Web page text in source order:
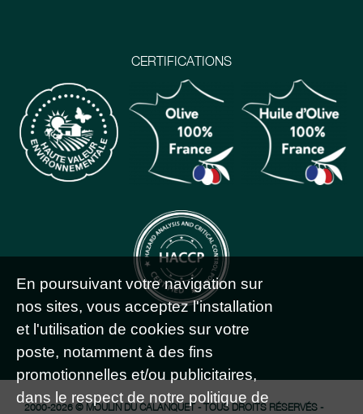
CERTIFICATIONS
2000-2026 © MOULIN DU CALANQUET - TOUS DROITS RÉSERVÉS -
En poursuivant votre navigation sur
nos sites, vous acceptez l'installation
et l'utilisation de cookies sur votre
poste, notamment à des fins
promotionnelles et/ou publicitaires,
dans le respect de notre politique de